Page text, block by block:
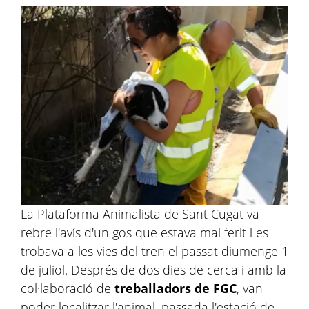
La Plataforma Animalista de Sant Cugat va
rebre l'avís d'un gos que estava mal ferit i es
trobava a les vies del tren el passat diumenge 1
de juliol. Després de dos dies de cerca i amb la
col·laboració de treballadors de FGC, van